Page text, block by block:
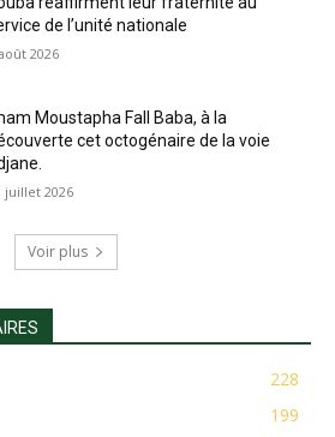
de l’unité nationale
2026
Moustapha Fall Baba, à la
cet octogénaire de la voie
juillet 2026
Voir plus
228
199